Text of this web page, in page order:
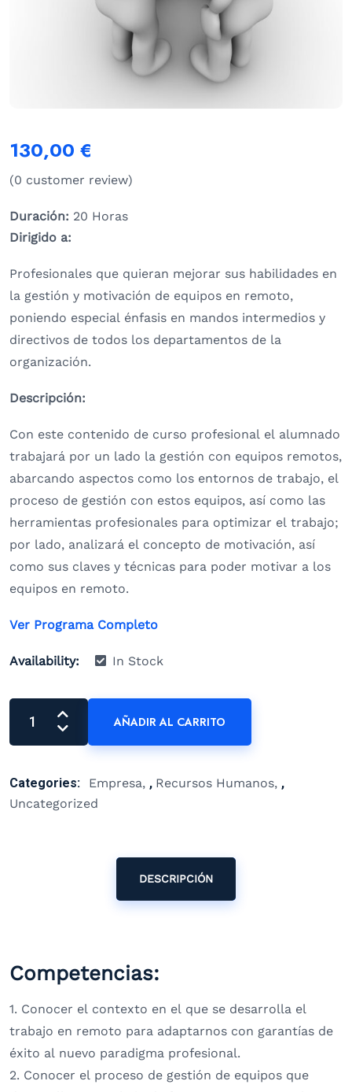
130,00 €
(0 customer review)
Duración: 20 Horas
Dirigido a:
Profesionales que quieran mejorar sus habilidades en
la gestión y motivación de equipos en remoto,
poniendo especial énfasis en mandos intermedios y
directivos de todos los departamentos de la
organización.
Descripción:
Con este contenido de curso profesional el alumnado
trabajará por un lado la gestión con equipos remotos,
abarcando aspectos como los entornos de trabajo, el
proceso de gestión con estos equipos, así como las
herramientas profesionales para optimizar el trabajo;
por lado, analizará el concepto de motivación, así
como sus claves y técnicas para poder motivar a los
equipos en remoto.
Ver Programa Completo
Availability: In Stock
AÑADIR AL CARRITO
Categories: Empresa , Recursos Humanos ,
Uncategorized
DESCRIPCIÓN
Competencias:
1. Conocer el contexto en el que se desarrolla el
trabajo en remoto para adaptarnos con garantías de
éxito al nuevo paradigma profesional.
2. Conocer el proceso de gestión de equipos que